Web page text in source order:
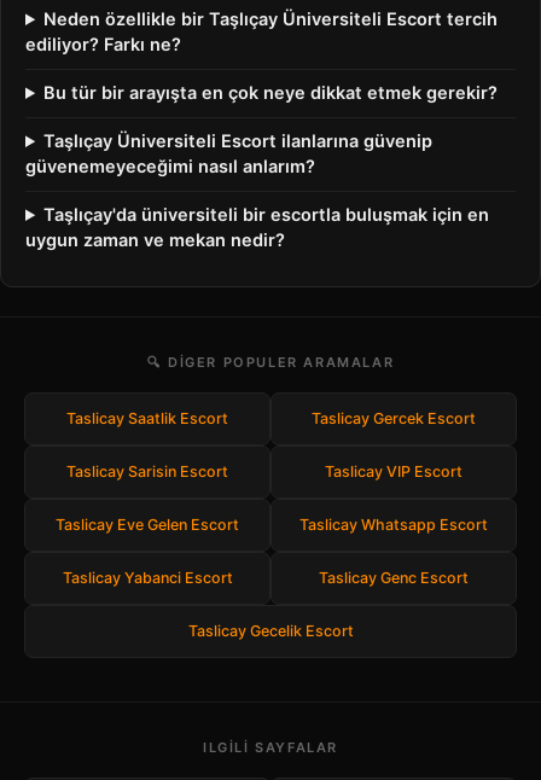
Neden özellikle bir Taşlıçay Üniversiteli Escort tercih
ediliyor? Farkı ne?
Bu tür bir arayışta en çok neye dikkat etmek gerekir?
Taşlıçay Üniversiteli Escort ilanlarına güvenip
güvenemeyeceğimi nasıl anlarım?
Taşlıçay'da üniversiteli bir escortla buluşmak için en
uygun zaman ve mekan nedir?
🔍 DIGER POPULER ARAMALAR
Taslicay Saatlik Escort Taslicay Gercek Escort
Taslicay Sarisin Escort Taslicay VIP Escort
Taslicay Eve Gelen Escort Taslicay Whatsapp Escort
Taslicay Yabanci Escort Taslicay Genc Escort
Taslicay Gecelik Escort
ILGILI SAYFALAR